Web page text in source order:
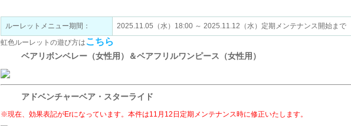
ルーレットメニュー期間：
2025.11.05（水）18:00 ～ 2025.11.12（水）定期メンテナンス開始まで
虹色ルーレットの遊び方は こちら
ベアリボンベレー（女性用）＆ベアフリルワンピース（女性用）
アドベンチャーベア・スターライド
※現在、効果表記がErになっています。本件は11月12日定期メンテナンス時に修正いたします。